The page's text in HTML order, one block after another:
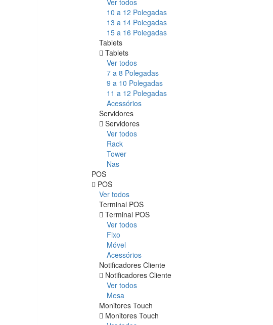
10 a 12 Polegadas
13 a 14 Polegadas
15 a 16 Polegadas
Tablets
Tablets
Ver todos
7 a 8 Polegadas
9 a 10 Polegadas
11 a 12 Polegadas
Acessórios
Servidores
Servidores
Ver todos
Rack
Tower
Nas
POS
POS
Ver todos
Terminal POS
Terminal POS
Ver todos
Fixo
Móvel
Acessórios
Notificadores Cliente
Notificadores Cliente
Ver todos
Mesa
Monitores Touch
Monitores Touch